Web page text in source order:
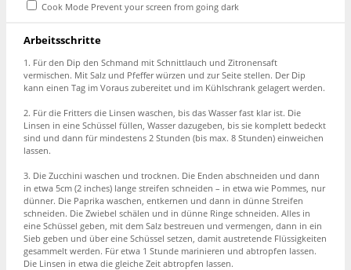
Cook Mode Prevent your screen from going dark
Arbeitsschritte
1. Für den Dip den Schmand mit Schnittlauch und Zitronensaft
vermischen. Mit Salz und Pfeffer würzen und zur Seite stellen. Der Dip
kann einen Tag im Voraus zubereitet und im Kühlschrank gelagert werden.
2. Für die Fritters die Linsen waschen, bis das Wasser fast klar ist. Die
Linsen in eine Schüssel füllen, Wasser dazugeben, bis sie komplett bedeckt
sind und dann für mindestens 2 Stunden (bis max. 8 Stunden) einweichen
lassen.
3. Die Zucchini waschen und trocknen. Die Enden abschneiden und dann
in etwa 5cm (2 inches) lange streifen schneiden – in etwa wie Pommes, nur
dünner. Die Paprika waschen, entkernen und dann in dünne Streifen
schneiden. Die Zwiebel schälen und in dünne Ringe schneiden. Alles in
eine Schüssel geben, mit dem Salz bestreuen und vermengen, dann in ein
Sieb geben und über eine Schüssel setzen, damit austretende Flüssigkeiten
gesammelt werden. Für etwa 1 Stunde marinieren und abtropfen lassen.
Die Linsen in etwa die gleiche Zeit abtropfen lassen.